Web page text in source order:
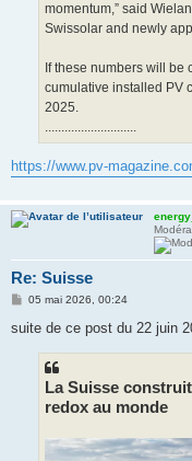
momentum,” said
Swissolar and newly
If these numbers will
cumulative installed PV
2025.
............................
https://www.pv-
Re: Suisse
M
s
05 mai 2026, 00:24
suite de ce post du 22 juin
La Suisse
redox au monde